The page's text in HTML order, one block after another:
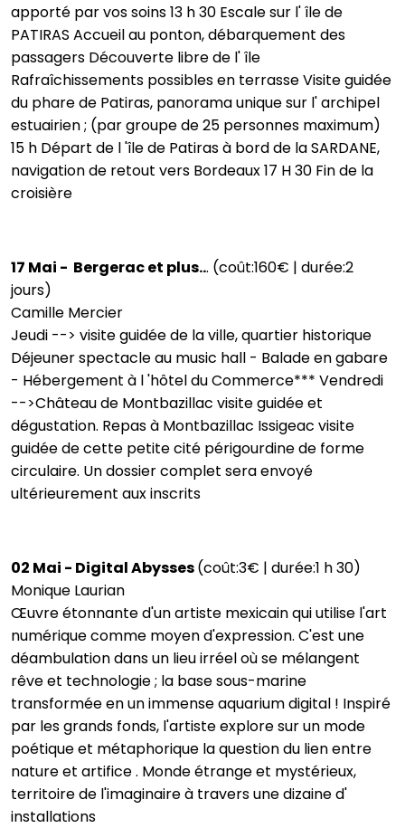
apporté par vos soins 13 h 30 Escale sur l' île de
PATIRAS Accueil au ponton, débarquement des
passagers Découverte libre de l' île
Rafraîchissements possibles en terrasse Visite guidée
du phare de Patiras, panorama unique sur l' archipel
estuairien ; (par groupe de 25 personnes maximum)
15 h Départ de l 'île de Patiras à bord de la SARDANE,
navigation de retout vers Bordeaux 17 H 30 Fin de la
croisière
17 Mai - Bergerac et plus... (coût:160€ | durée:2
jours)
Camille Mercier
Jeudi --> visite guidée de la ville, quartier historique
Déjeuner spectacle au music hall - Balade en gabare
- Hébergement à l 'hôtel du Commerce*** Vendredi
-->Château de Montbazillac visite guidée et
dégustation. Repas à Montbazillac Issigeac visite
guidée de cette petite cité périgourdine de forme
circulaire. Un dossier complet sera envoyé
ultérieurement aux inscrits
02 Mai - Digital Abysses(coût:3€ | durée:1 h 30)
Monique Laurian
Œuvre étonnante d'un artiste mexicain qui utilise l'art
numérique comme moyen d'expression. C'est une
déambulation dans un lieu irréel où se mélangent
rêve et technologie ; la base sous-marine
transformée en un immense aquarium digital ! Inspiré
par les grands fonds, l'artiste explore sur un mode
poétique et métaphorique la question du lien entre
nature et artifice . Monde étrange et mystérieux,
territoire de l'imaginaire à travers une dizaine d'
installations